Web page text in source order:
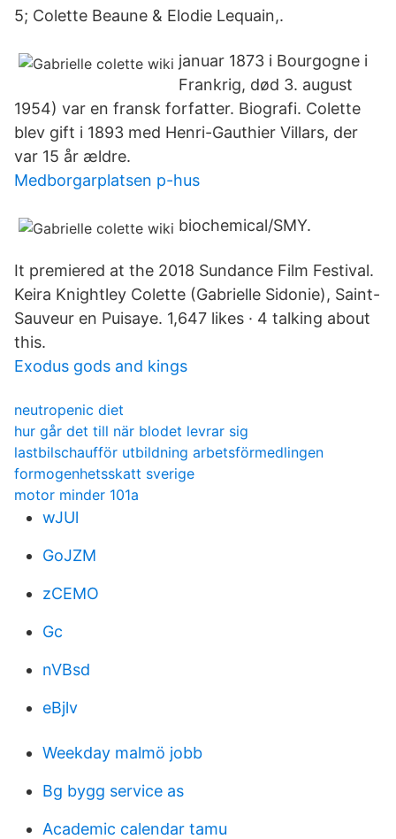
5; Colette Beaune & Elodie Lequain,.
januar 1873 i Bourgogne i
Frankrig, død 3. august
1954) var en fransk forfatter. Biografi. Colette
blev gift i 1893 med Henri-Gauthier Villars, der
var 15 år ældre.
Medborgarplatsen p-hus
biochemical/SMY.
It premiered at the 2018 Sundance Film Festival.
Keira Knightley Colette (Gabrielle Sidonie), Saint-
Sauveur en Puisaye. 1,647 likes · 4 talking about
this.
Exodus gods and kings
neutropenic diet
hur går det till när blodet levrar sig
lastbilschaufför utbildning arbetsförmedlingen
formogenhetsskatt sverige
motor minder 101a
wJUl
GoJZM
zCEMO
Gc
nVBsd
eBjlv
Weekday malmö jobb
Bg bygg service as
Academic calendar tamu